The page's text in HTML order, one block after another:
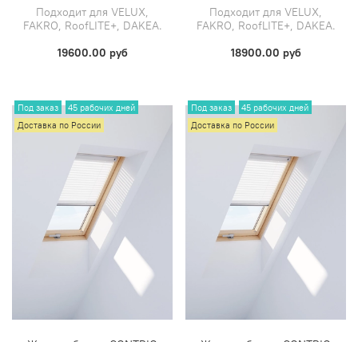
Подходит для VELUX,
FAKRO, RoofLITE+, DAKEA.
19600.00 руб
Подходит для VELUX,
FAKRO, RoofLITE+, DAKEA.
18900.00 руб
Под заказ
45 рабочих дней
Доставка по России
Под заказ
45 рабочих дней
Доставка по России